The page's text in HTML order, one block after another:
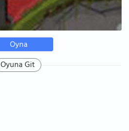
Oyna
Oyuna Git